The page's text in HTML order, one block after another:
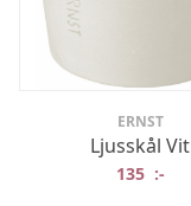
ERNST
Ljusskål Vit
135 :-